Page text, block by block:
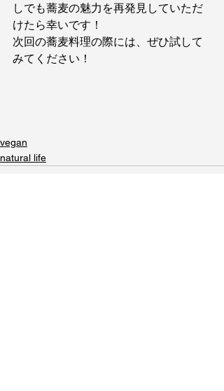
しでも蕎麦の魅力を再発見していただ
けたら幸いです！
次回の蕎麦料理の際には、ぜひ試して
みてください！
vegan
natural life